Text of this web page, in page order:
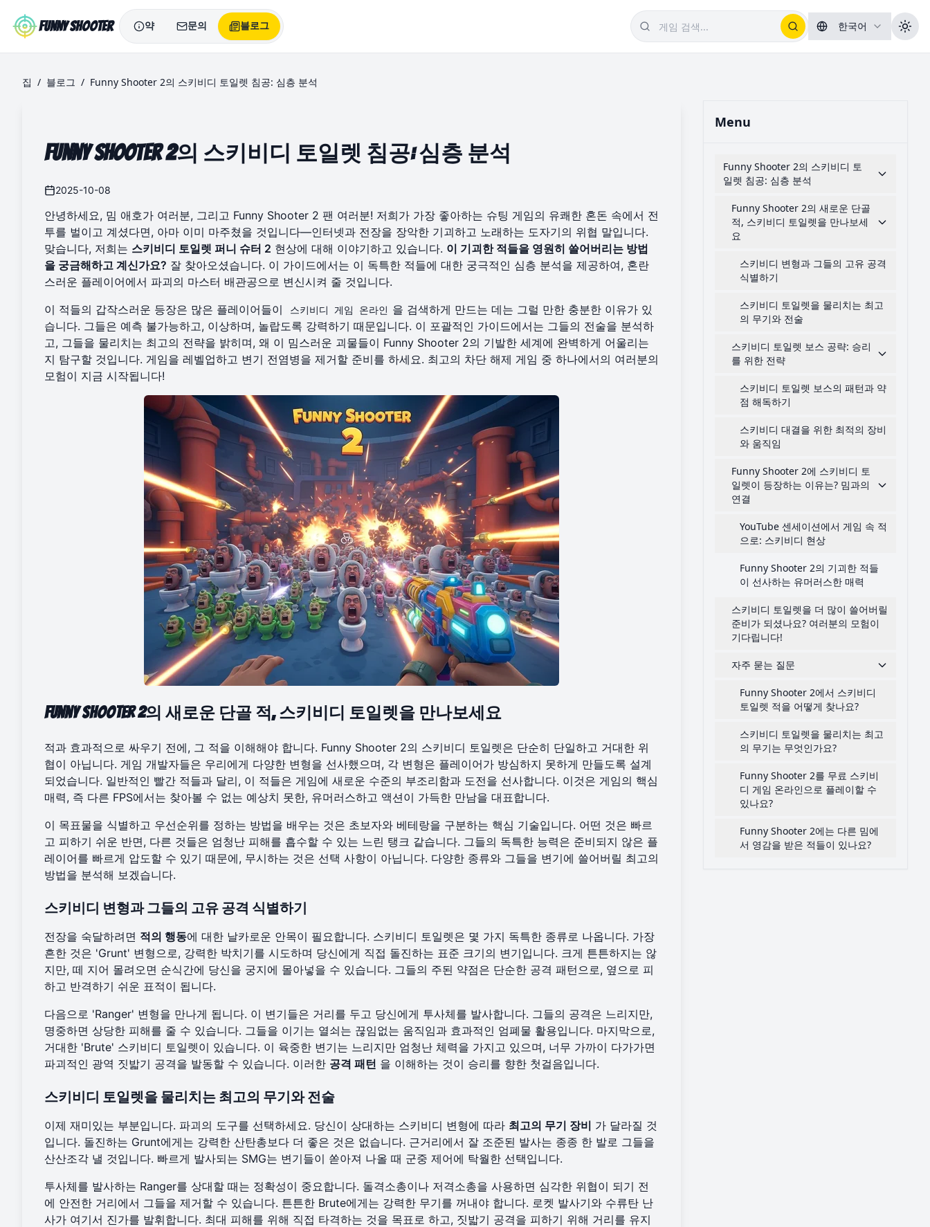
Funny Shooter
약 문의 블로그 한국어
집 / 블로그 / Funny Shooter 2의 스키비디 토일렛 침공: 심층 분석
Funny Shooter 2의 스키비디 토일렛 침공: 심층 분석
2025-10-08
안녕하세요, 밈 애호가 여러분, 그리고 Funny Shooter 2 팬 여러분! 저희가 가장 좋아하는 슈팅 게임의 유쾌한 혼돈 속에서 전
투를 벌이고 계셨다면, 아마 이미 마주쳤을 것입니다—인터넷과 전장을 장악한 기괴하고 노래하는 도자기의 위협 말입니다.
맞습니다, 저희는 스키비디 토일렛 퍼니 슈터 2 현상에 대해 이야기하고 있습니다. 이 기괴한 적들을 영원히 쓸어버리는 방법
을 궁금해하고 계신가요? 잘 찾아오셨습니다. 이 가이드에서는 이 독특한 적들에 대한 궁극적인 심층 분석을 제공하여, 혼란
스러운 플레이어에서 파괴의 마스터 배관공으로 변신시켜 줄 것입니다.
이 적들의 갑작스러운 등장은 많은 플레이어들이
스키비디 게임 온라인 을 검색하게 만드는 데는 그럴 만한 충분한 이유가 있
습니다. 그들은 예측 불가능하고, 이상하며, 놀랍도록 강력하기 때문입니다. 이 포괄적인 가이드에서는 그들의 전술을 분석하
고, 그들을 물리치는 최고의 전략을 밝히며, 왜 이 밈스러운 괴물들이 Funny Shooter 2의 기발한 세계에 완벽하게 어울리는
지 탐구할 것입니다. 게임을 레벨업하고 변기 전염병을 제거할 준비를 하세요. 최고의 차단 해제 게임 중 하나에서의 여러분의
모험이 지금 시작됩니다!
Funny Shooter 2의 새로운 단골 적, 스키비디 토일렛을 만나보세요
적과 효과적으로 싸우기 전에, 그 적을 이해해야 합니다. Funny Shooter 2의 스키비디 토일렛은 단순히 단일하고 거대한 위
협이 아닙니다. 게임 개발자들은 우리에게 다양한 변형을 선사했으며, 각 변형은 플레이어가 방심하지 못하게 만들도록 설계
되었습니다. 일반적인 빨간 적들과 달리, 이 적들은 게임에 새로운 수준의 부조리함과 도전을 선사합니다. 이것은 게임의 핵심
매력, 즉 다른 FPS에서는 찾아볼 수 없는 예상치 못한, 유머러스하고 액션이 가득한 만남을 대표합니다.
이 목표물을 식별하고 우선순위를 정하는 방법을 배우는 것은 초보자와 베테랑을 구분하는 핵심 기술입니다. 어떤 것은 빠르
고 피하기 쉬운 반면, 다른 것들은 엄청난 피해를 흡수할 수 있는 느린 탱크 같습니다. 그들의 독특한 능력은 준비되지 않은 플
레이어를 빠르게 압도할 수 있기 때문에, 무시하는 것은 선택 사항이 아닙니다. 다양한 종류와 그들을 변기에 쓸어버릴 최고의
방법을 분석해 보겠습니다.
스키비디 변형과 그들의 고유 공격 식별하기
전장을 숙달하려면 적의 행동에 대한 날카로운 안목이 필요합니다. 스키비디 토일렛은 몇 가지 독특한 종류로 나옵니다. 가장
흔한 것은 'Grunt' 변형으로, 강력한 박치기를 시도하며 당신에게 직접 돌진하는 표준 크기의 변기입니다. 크게 튼튼하지는 않
지만, 떼 지어 몰려오면 순식간에 당신을 궁지에 몰아넣을 수 있습니다. 그들의 주된 약점은 단순한 공격 패턴으로, 옆으로 피
하고 반격하기 쉬운 표적이 됩니다.
다음으로 'Ranger' 변형을 만나게 됩니다. 이 변기들은 거리를 두고 당신에게 투사체를 발사합니다. 그들의 공격은 느리지만,
명중하면 상당한 피해를 줄 수 있습니다. 그들을 이기는 열쇠는 끊임없는 움직임과 효과적인 엄폐물 활용입니다. 마지막으로,
거대한 'Brute' 스키비디 토일렛이 있습니다. 이 육중한 변기는 느리지만 엄청난 체력을 가지고 있으며, 너무 가까이 다가가면
파괴적인 광역 짓밟기 공격을 발동할 수 있습니다. 이러한 공격 패턴 을 이해하는 것이 승리를 향한 첫걸음입니다.
스키비디 토일렛을 물리치는 최고의 무기와 전술
이제 재미있는 부분입니다. 파괴의 도구를 선택하세요. 당신이 상대하는 스키비디 변형에 따라 최고의 무기 장비 가 달라질 것
입니다. 돌진하는 Grunt에게는 강력한 산탄총보다 더 좋은 것은 없습니다. 근거리에서 잘 조준된 발사는 종종 한 발로 그들을
산산조각 낼 것입니다. 빠르게 발사되는 SMG는 변기들이 쏟아져 나올 때 군중 제어에 탁월한 선택입니다.
투사체를 발사하는 Ranger를 상대할 때는 정확성이 중요합니다. 돌격소총이나 저격소총을 사용하면 심각한 위협이 되기 전
에 안전한 거리에서 그들을 제거할 수 있습니다. 튼튼한 Brute에게는 강력한 무기를 꺼내야 합니다. 로켓 발사기와 수류탄 난
사가 여기서 진가를 발휘합니다. 최대 피해를 위해 직접 타격하는 것을 목표로 하고, 짓밟기 공격을 피하기 위해 거리를 유지
Menu
Funny Shooter 2의 스키비디 토
일렛 침공: 심층 분석
Funny Shooter 2의 새로운 단골
적, 스키비디 토일렛을 만나보세
요
스키비디 변형과 그들의 고유 공격
식별하기
스키비디 토일렛을 물리치는 최고
의 무기와 전술
스키비디 토일렛 보스 공략: 승리
를 위한 전략
스키비디 토일렛 보스의 패턴과 약
점 해독하기
스키비디 대결을 위한 최적의 장비
와 움직임
Funny Shooter 2에 스키비디 토
일렛이 등장하는 이유는? 밈과의
연결
YouTube 센세이션에서 게임 속 적
으로: 스키비디 현상
Funny Shooter 2의 기괴한 적들
이 선사하는 유머러스한 매력
스키비디 토일렛을 더 많이 쓸어버릴
준비가 되셨나요? 여러분의 모험이
기다립니다!
자주 묻는 질문
Funny Shooter 2에서 스키비디
토일렛 적을 어떻게 찾나요?
스키비디 토일렛을 물리치는 최고
의 무기는 무엇인가요?
Funny Shooter 2를 무료 스키비
디 게임 온라인으로 플레이할 수
있나요?
Funny Shooter 2에는 다른 밈에
서 영감을 받은 적들이 있나요?